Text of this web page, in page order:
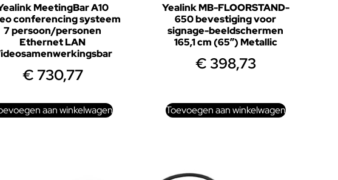
MeetingBar A10
conferencing systeem
7 persoon/personen
Ethernet LAN
€ 730,77
aan winkelwagen
Yealink MB-FLOORSTAND-
650 bevestiging voor
signage-beeldschermen
165,1 cm (65″) Metallic
€398,73
Toevoegen aan winkelwagen